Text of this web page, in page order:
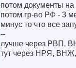
потом документы
потом гр-во РФ - 3
минус то что все
--
лучше через РВП,
тут через НРЯ,